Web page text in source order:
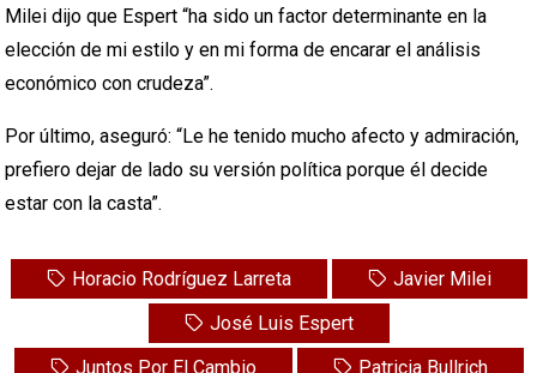
Milei dijo que Espert “ha sido un factor determinante en la
elección de mi estilo y en mi forma de encarar el análisis
económico con crudeza”.
Por último, aseguró: “Le he tenido mucho afecto y admiración,
prefiero dejar de lado su versión política porque él decide
estar con la casta”.
Horacio Rodríguez Larreta
Javier Milei
José Luis Espert
Juntos Por El Cambio
Patricia Bullrich